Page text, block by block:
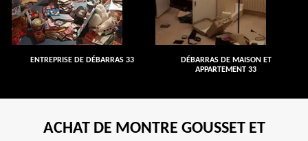
ENTREPRISE DE DÉBARRAS 33
DÉBARRAS DE MAISON ET
APPARTEMENT 33
ACHAT DE MONTRE GOUSSET ET